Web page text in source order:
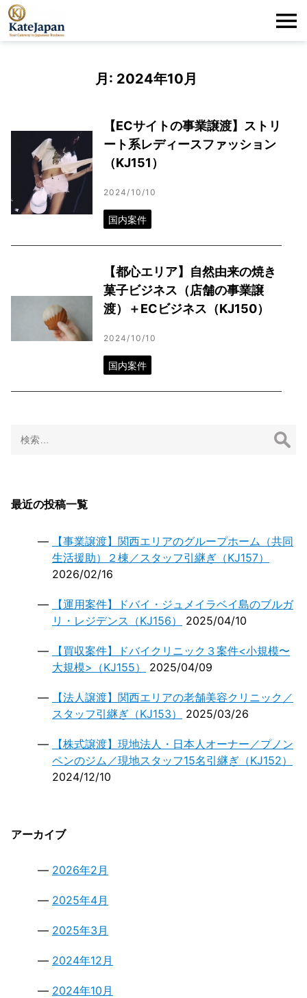
KateJapan
LLC
月: 2024年10月
【ECサイトの事業譲渡】ストリ
ート系レディースファッション
（KJ151）
2024/10/10
国内案件
【都心エリア】自然由来の焼き
菓子ビジネス（店舗の事業譲
渡）＋ECビジネス（KJ150）
2024/10/10
国内案件
索:
最近の投稿一覧
【事業譲渡】関西エリアのグループホーム（共同
生活援助）２棟／スタッフ引継ぎ（KJ157）
2026/02/16
【運用案件】ドバイ・ジュメイラベイ島のブルガ
リ・レジデンス（KJ156）
2025/04/10
【買収案件】ドバイクリニック３案件<小規模〜
大規模>（KJ155）
2025/04/09
【法人譲渡】関西エリアの老舗美容クリニック／
スタッフ引継ぎ（KJ153）
2025/03/26
【株式譲渡】現地法人・日本人オーナー／プノン
ペンのジム／現地スタッフ15名引継ぎ（KJ152）
2024/12/10
アーカイブ
2026年2月
2025年4月
2025年3月
2024年12月
2024年10月